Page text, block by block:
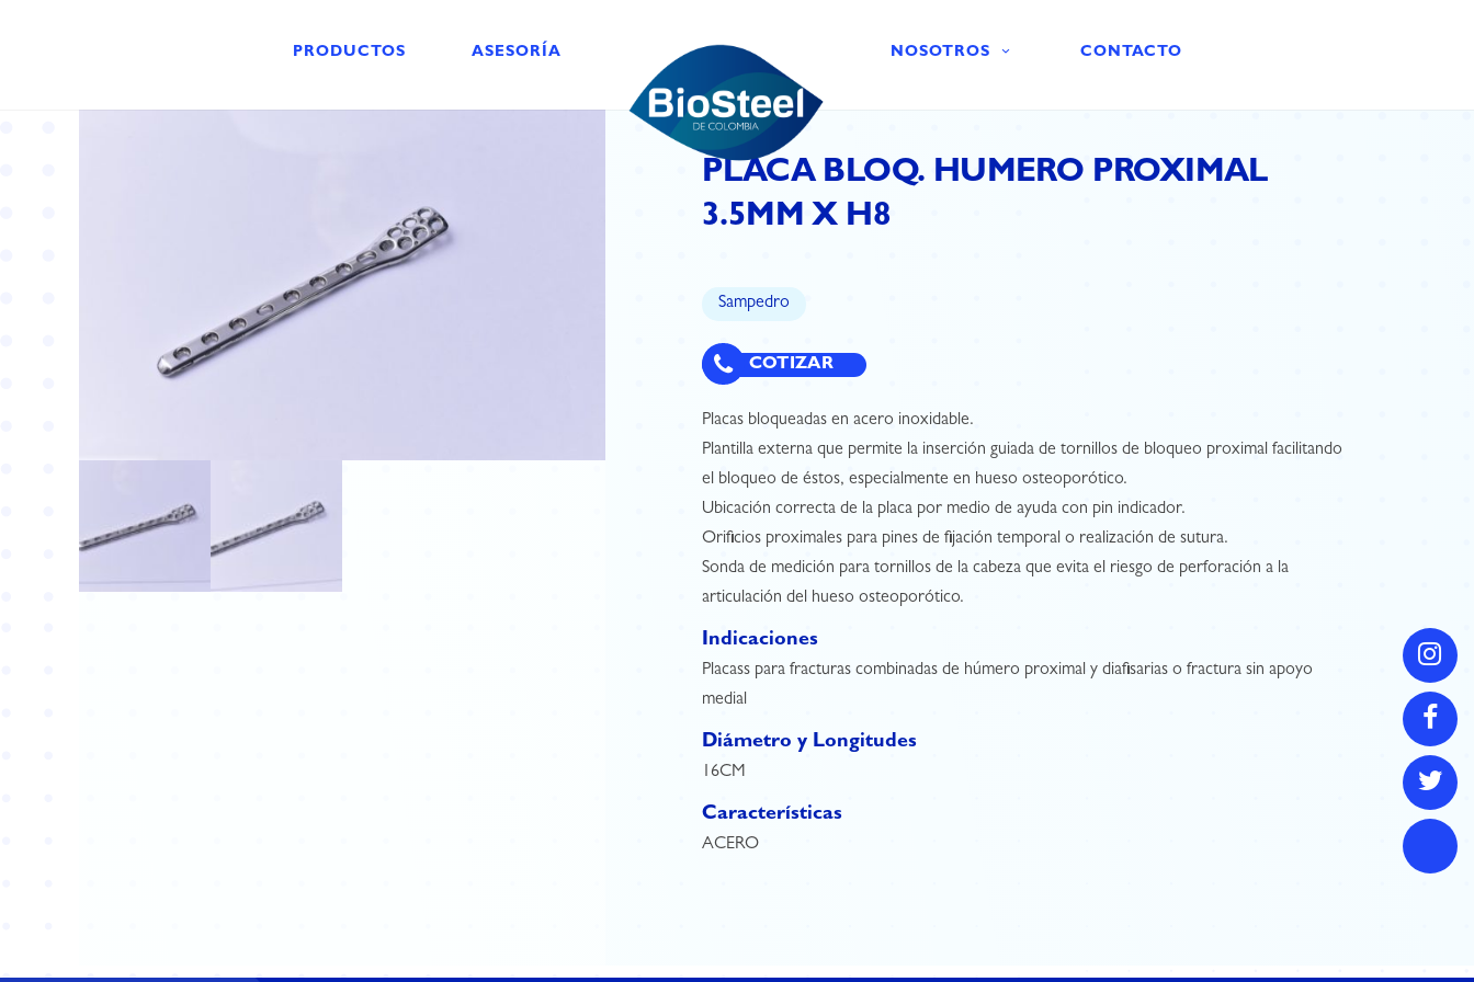
PRODUCTOS ASESORÍA NOSOTROS CONTACTO
PLACA BLOQ. HUMERO PROXIMAL
3.5MM X H8
Sampedro
COTIZAR
Placas bloqueadas en acero inoxidable.
Plantilla externa que permite la inserción guiada de tornillos de bloqueo proximal facilitando
el bloqueo de éstos, especialmente en hueso osteoporótico.
Ubicación correcta de la placa por medio de ayuda con pin indicador.
Orificios proximales para pines de fijación temporal o realización de sutura.
Sonda de medición para tornillos de la cabeza que evita el riesgo de perforación a la
articulación del hueso osteoporótico.
Indicaciones
Placass para fracturas combinadas de húmero proximal y diafisarias o fractura sin apoyo
medial
Diámetro y Longitudes
16CM
Características
ACERO